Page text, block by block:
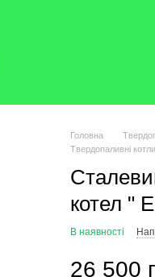
Головна
Твердопаливні
котел "
В наявності
26 500